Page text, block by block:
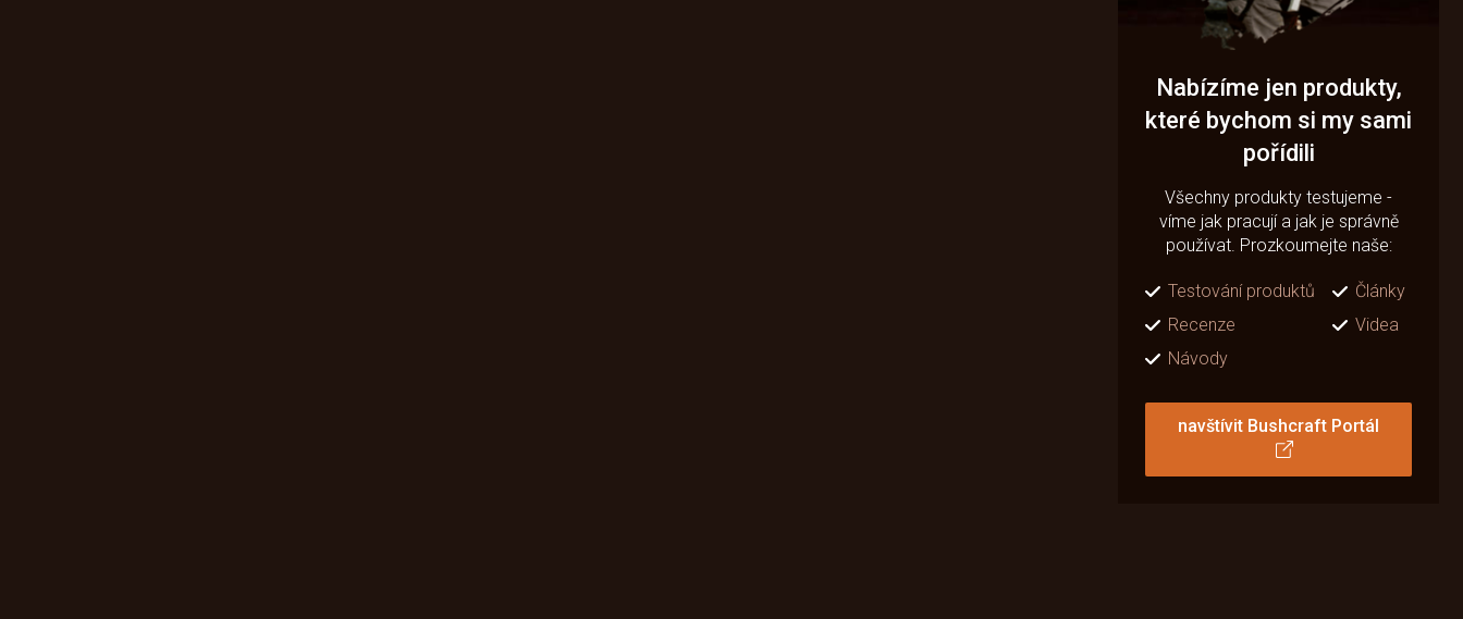
Nabízíme jen produkty,
které bychom si my sami
pořídili
Všechny produkty testujeme -
víme jak pracují a jak je správně
používat. Prozkoumejte naše:
Testování produktů
Články
Recenze
Videa
Návody
navštívit Bushcraft Portál